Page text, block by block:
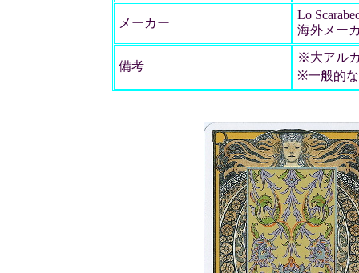
メーカー
Lo
海外メー
備考
※大アル
※一般的